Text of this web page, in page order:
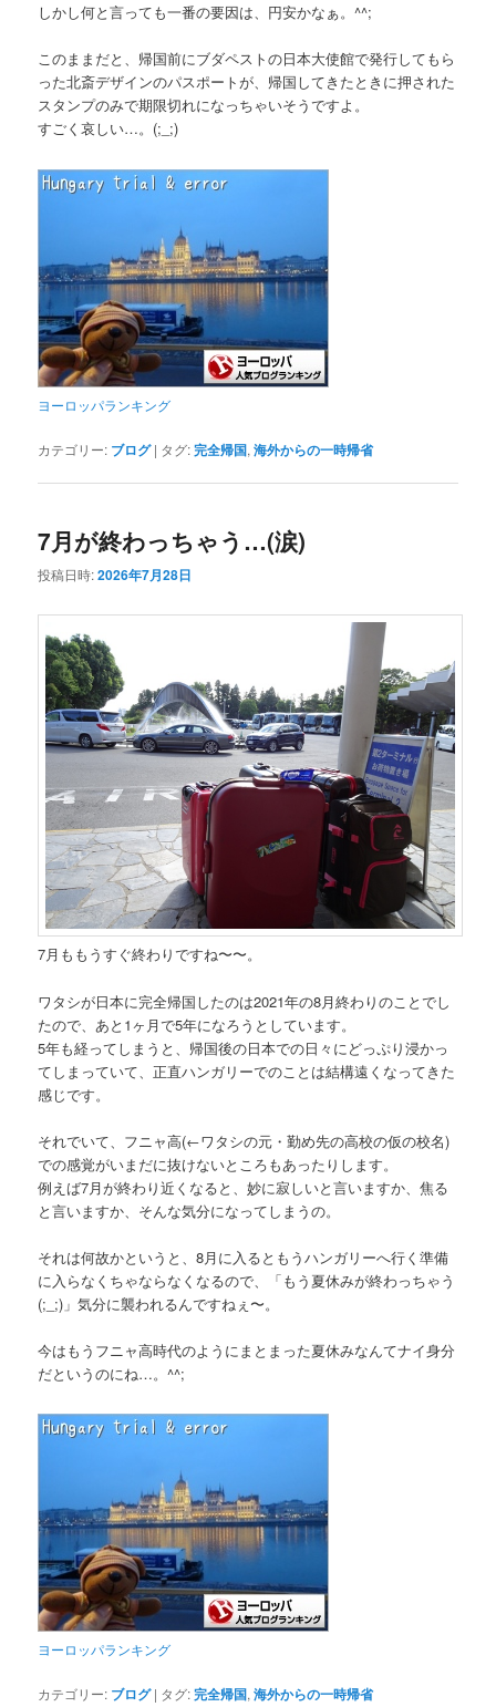
しかし何と言っても一番の要因は、円安かなぁ。^^;
このままだと、帰国前にブダペストの日本大使館で発行してもら
った北斎デザインのパスポートが、帰国してきたときに押された
スタンプのみで期限切れになっちゃいそうですよ。
すごく哀しい…。(;_;)
ヨーロッパランキング
カテゴリー: ブログ | タグ:完全帰国,海外からの一時帰省
7月が終わっちゃう…(涙)
投稿日時:2026年7月28日
7月ももうすぐ終わりですね〜〜。
ワタシが日本に完全帰国したのは2021年の8月終わりのことでし
たので、あと1ヶ月で5年になろうとしています。
5年も経ってしまうと、帰国後の日本での日々にどっぷり浸かっ
てしまっていて、正直ハンガリーでのことは結構遠くなってきた
感じです。
それでいて、フニャ高(←ワタシの元・勤め先の高校の仮の校名)
での感覚がいまだに抜けないところもあったりします。
例えば7月が終わり近くなると、妙に寂しいと言いますか、焦る
と言いますか、そんな気分になってしまうの。
それは何故かというと、8月に入るともうハンガリーへ行く準備
に入らなくちゃならなくなるので、「もう夏休みが終わっちゃう
(;_;)」気分に襲われるんですねぇ〜。
今はもうフニャ高時代のようにまとまった夏休みなんてナイ身分
だというのにね…。^^;
ヨーロッパランキング
カテゴリー: ブログ | タグ:完全帰国,海外からの一時帰省